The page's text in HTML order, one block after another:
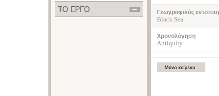
Γεωγραφικός
Black Sea
Χρονολόγηση
Antiquity